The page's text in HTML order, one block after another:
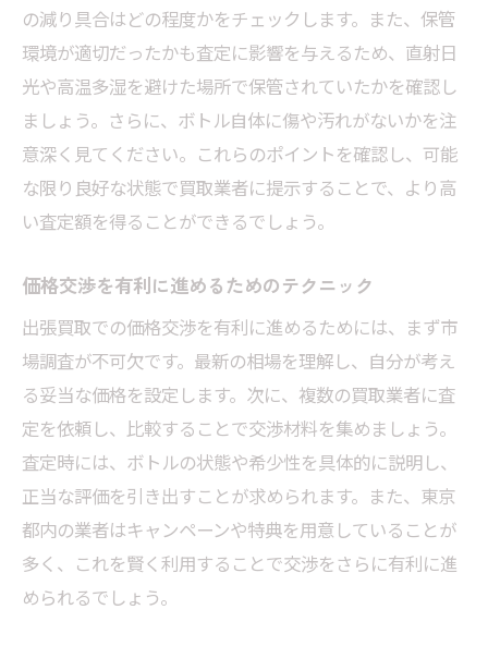
の減り具合はどの程度かをチェックします。また、保管
環境が適切だったかも査定に影響を与えるため、直射日
光や高温多湿を避けた場所で保管されていたかを確認し
ましょう。さらに、ボトル自体に傷や汚れがないかを注
意深く見てください。これらのポイントを確認し、可能
な限り良好な状態で買取業者に提示することで、より高
い査定額を得ることができるでしょう。
価格交渉を有利に進めるためのテクニック
出張買取での価格交渉を有利に進めるためには、まず市
場調査が不可欠です。最新の相場を理解し、自分が考え
る妥当な価格を設定します。次に、複数の買取業者に査
定を依頼し、比較することで交渉材料を集めましょう。
査定時には、ボトルの状態や希少性を具体的に説明し、
正当な評価を引き出すことが求められます。また、東京
都内の業者はキャンペーンや特典を用意していることが
多く、これを賢く利用することで交渉をさらに有利に進
められるでしょう。